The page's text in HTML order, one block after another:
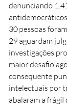
denunciando
30 pessoas
29 aguardam
investigações
maior desafio
consequente
intelectuais por
abalaram a frágil